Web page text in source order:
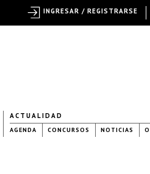
ACTUALIDAD
AGENDA CONCURSOS NOTICIAS
INGRESAR / REGISTRARSE